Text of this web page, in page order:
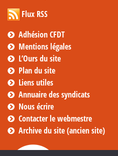
Flux RSS
Adhésion CFDT
Mentions légales
L’Ours du site
Plan du site
Liens utiles
Annuaire des syndicats
Nous écrire
Contacter le webmestre
Archive du site (ancien site)